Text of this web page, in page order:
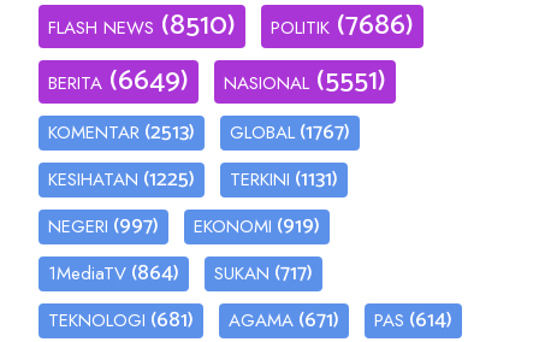
FLASH NEWS (8510) POLITIK (7686)
BERITA (6649) NASIONAL (5551)
KOMENTAR (2513) GLOBAL (1767)
KESIHATAN (1225) TERKINI (1131)
NEGERI (997) EKONOMI (919)
1MediaTV (864) SUKAN (717)
TEKNOLOGI (681) AGAMA (671) PAS (614)